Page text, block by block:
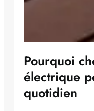
Pourquoi
électrique
quotidien